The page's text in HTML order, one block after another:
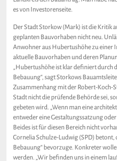
es von Investorenseite.
Der Stadt Storkow (Mark) ist die Kritik
geplanten Bauvorhaben nicht neu.
Anwohner aus Hubertushöhe zu
aktuelle Bauvorhaben und deren
„Hubertushöhe ist klar definiert durch
Bebauung“, sagt Storkows
Zusammenhang mit der Robert-Koch-
Stadt nicht die prüfende Behörde sei,
gebeten wird. „Wenn man eine
entweder eine Gestaltungssatzung
Beides ist für diesen Bereich nicht
Cornelia Schulze-Ludwig (SPD) betont,
Bebauung“ bevorzuge. Konkreter
werden. „Wir befinden uns in einem